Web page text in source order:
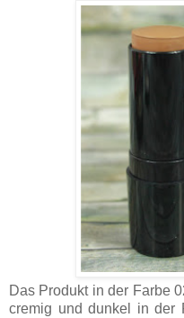
Das Produkt in der Farbe
cremig und dunkel in der